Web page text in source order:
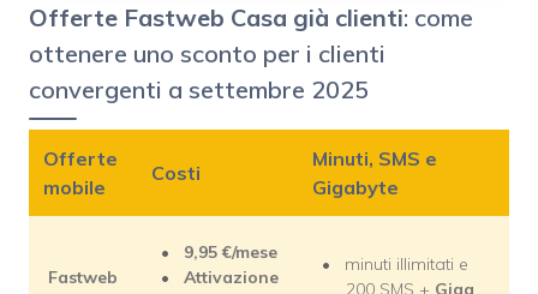
Offerte Fastweb Casa già clienti: come
ottenere uno sconto per i clienti
convergenti a settembre 2025
Offerte
mobile
Costi
Minuti, SMS e
Gigabyte
Fastweb
9,95€/mese
Attivazione
minuti illimitati e
200 SMS + Giga